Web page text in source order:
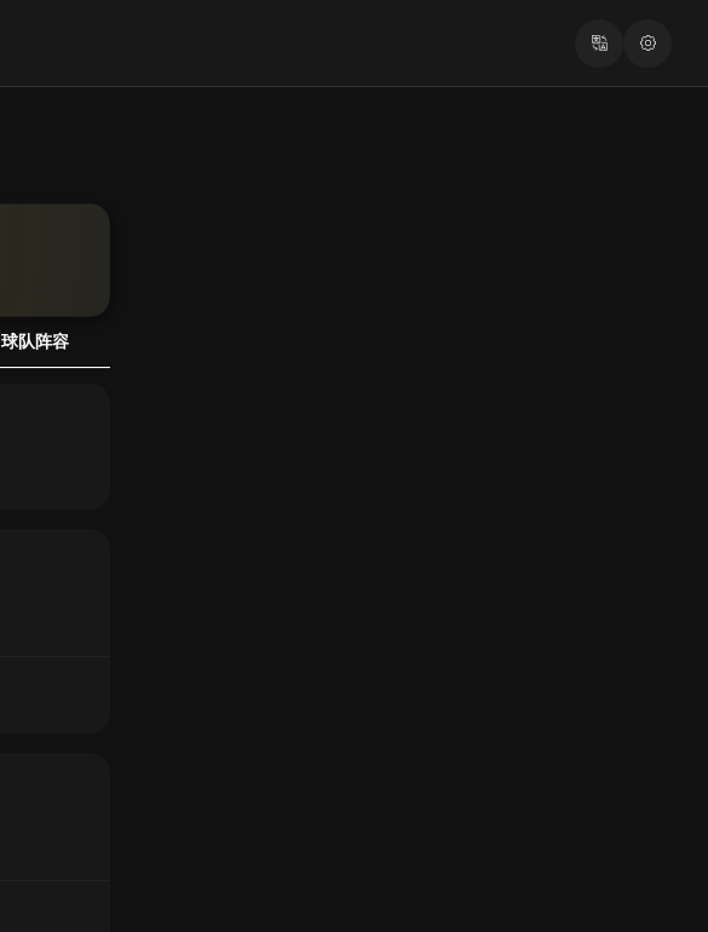
球队阵容